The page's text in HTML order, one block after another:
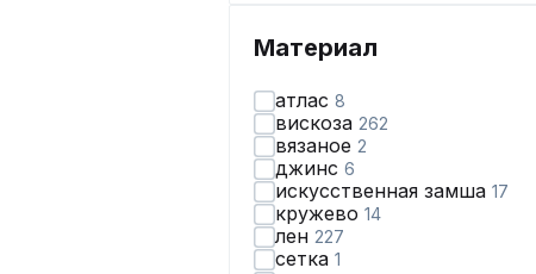
Материал
атлас 8
вискоза 262
вязаное 2
джинс 6
искусственная замша 17
кружево 14
лен 227
сетка 1